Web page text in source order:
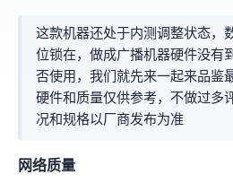
这款机器还处于内测调整状态，IP
位锁在TW，做成TW广播IP)+机器硬件
否使用9950x)，我们就先来一起来品
硬件和IP质量仅供参考，不做过
况和规格以厂商发布为准
网络质量